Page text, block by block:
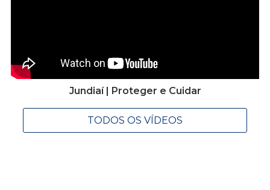
Jundiaí | Proteger e Cuidar
TODOS OS VÍDEOS